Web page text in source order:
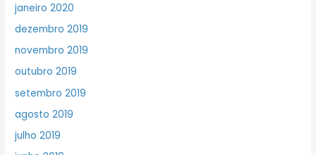
janeiro 2020
dezembro 2019
novembro 2019
outubro 2019
setembro 2019
agosto 2019
julho 2019